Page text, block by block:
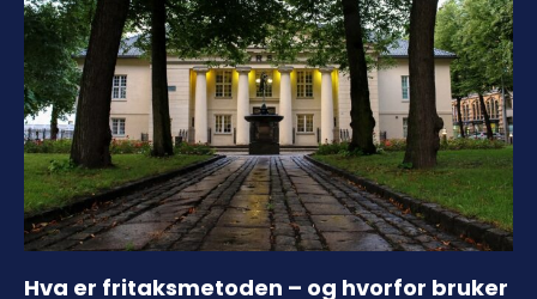
Hva er fritaksmetoden – og hvorfor bruker